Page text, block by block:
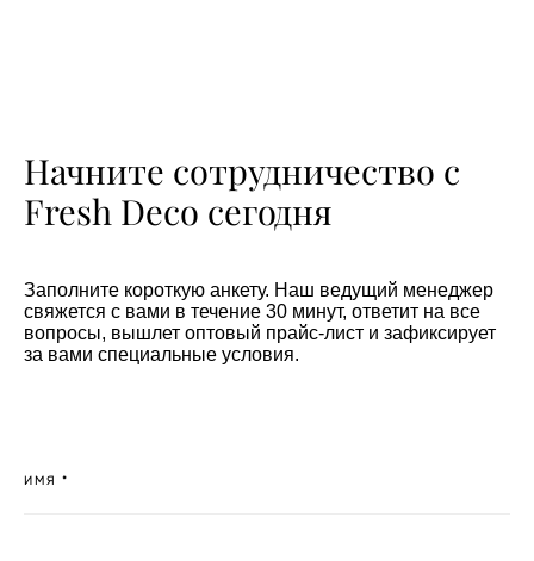
Начните сотрудничество с
Fresh Deco сегодня
Заполните короткую анкету. Наш ведущий менеджер
свяжется с вами в течение 30 минут, ответит на все
вопросы, вышлет оптовый прайс-лист и зафиксирует
за вами специальные условия.
ИМЯ *